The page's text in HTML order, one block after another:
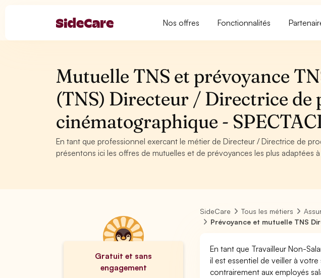
Nos offres Fonctionnalités
Mutuelle TNS et prévoyance
(TNS) Directeur / Directrice de
cinématographique -
En tant que professionnel exercant le métier de Directeur / Directrice de
présentons ici les offres de mutuelles et de prévoyances les plus adaptées
Gratuit et sans
engagement
SideCare Tous les métiers
Prévoyance et mutuelle TNS
En tant que Travailleur Non-
il est essentiel de veiller à
contrairement aux employés